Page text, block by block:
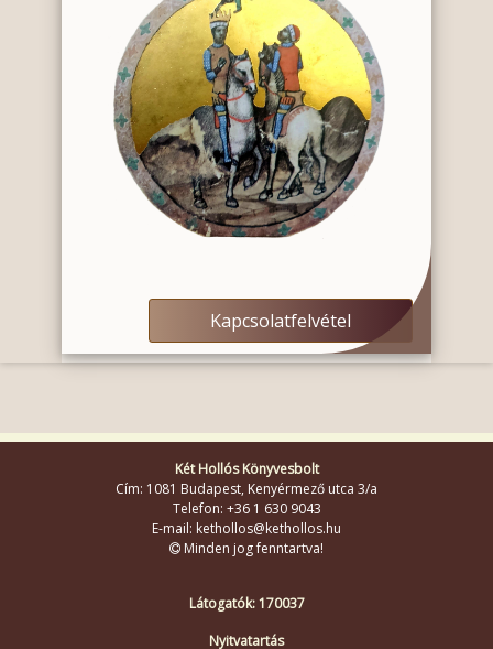
Kapcsolatfelvétel
Két Hollós Könyvesbolt
Cím: 1081 Budapest, Kenyérmező utca 3/a
Telefon: +36 1 630 9043
E-mail: kethollos@kethollos.hu
Minden jog fenntartva!
Látogatók: 170037
Nyitvatartás